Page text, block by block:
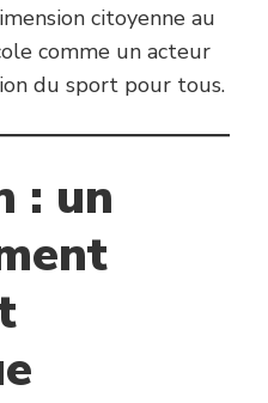
citoyenne au
comme un acteur
du sport pour tous.
: un